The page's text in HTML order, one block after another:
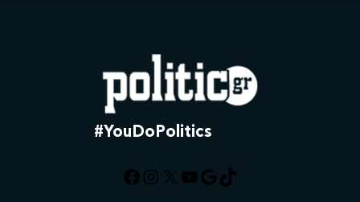
#YouDoPolitics
Facebook
Instagram
X YouTube
Google
TikTok